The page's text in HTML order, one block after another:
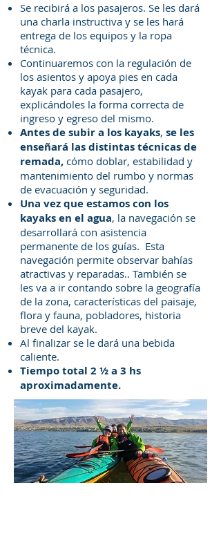
Se recibirá a los pasajeros. Se les dará
una charla instructiva y se les hará
entrega de los equipos y la ropa
técnica.
Continuaremos con la regulación de
los asientos y apoya pies en cada
kayak para cada pasajero,
explicándoles la forma correcta de
ingreso y egreso del mismo.
Antes de subir a los kayaks, se les
enseñará las distintas técnicas de
remada, cómo doblar, estabilidad y
mantenimiento del rumbo y normas
de evacuación y seguridad.
Una vez que estamos con los
kayaks en el agua, la navegación se
desarrollará con asistencia
permanente de los guías. Esta
navegación permite observar bahías
atractivas y reparadas.. También se
les va a ir contando sobre la geografía
de la zona, características del paisaje,
flora y fauna, pobladores, historia
breve del kayak.
Al finalizar se le dará una bebida
caliente.
Tiempo total 2 ½ a 3 hs
aproximadamente.